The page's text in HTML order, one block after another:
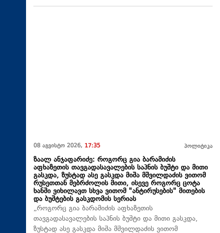
08 აგვისტო 2026, 17:35 პოლიტიკა
ზაალ ანჯაფარიძე: როგორც გია ბარამიძის
აფხაზეთის თავგადასავალების საპნის ბუშტი და მითი
გასკდა, ზუსტად ასე გასკდა მიშა მშვილდაძის ვითომ
რუსეთთან მებრძოლის მითი, ისევე როგორც ცოტა
ხანში ვიხილავთ სხვა ვითომ "ანტირუსების" მითების
და ბუშტების გასკდომის სერიას
„როგორც გია ბარამიძის აფხაზეთის
თავგადასავალების საპნის ბუშტი და მითი გასკდა,
ზუსტად ასე გასკდა მიშა მშვილდაძის ვითომ